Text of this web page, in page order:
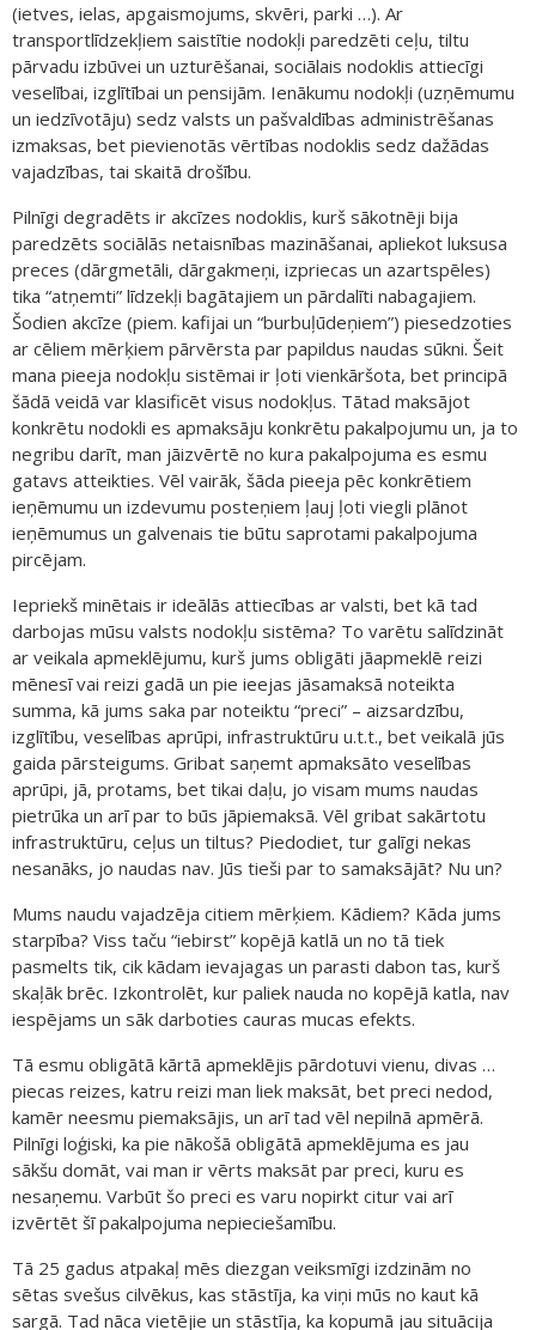
(ietves, ielas, apgaismojums, skvēri, parki …). Ar
transportlīdzekļiem saistītie nodokļi paredzēti ceļu, tiltu
pārvadu izbūvei un uzturēšanai, sociālais nodoklis attiecīgi
veselībai, izglītībai un pensijām. Ienākumu nodokļi (uzņēmumu
un iedzīvotāju) sedz valsts un pašvaldības administrēšanas
izmaksas, bet pievienotās vērtības nodoklis sedz dažādas
vajadzības, tai skaitā drošību.
Pilnīgi degradēts ir akcīzes nodoklis, kurš sākotnēji bija
paredzēts sociālās netaisnības mazināšanai, apliekot luksusa
preces (dārgmetāli, dārgakmeņi, izpriecas un azartspēles)
tika “atņemti” līdzekļi bagātajiem un pārdalīti nabagajiem.
Šodien akcīze (piem. kafijai un “burbuļūdeņiem”) piesedzoties
ar cēliem mērķiem pārvērsta par papildus naudas sūkni. Šeit
mana pieeja nodokļu sistēmai ir ļoti vienkāršota, bet principā
šādā veidā var klasificēt visus nodokļus. Tātad maksājot
konkrētu nodokli es apmaksāju konkrētu pakalpojumu un, ja to
negribu darīt, man jāizvērtē no kura pakalpojuma es esmu
gatavs atteikties. Vēl vairāk, šāda pieeja pēc konkrētiem
ieņēmumu un izdevumu posteņiem ļauj ļoti viegli plānot
ieņēmumus un galvenais tie būtu saprotami pakalpojuma
pircējam.
Iepriekš minētais ir ideālās attiecības ar valsti, bet kā tad
darbojas mūsu valsts nodokļu sistēma? To varētu salīdzināt
ar veikala apmeklējumu, kurš jums obligāti jāapmeklē reizi
mēnesī vai reizi gadā un pie ieejas jāsamaksā noteikta
summa, kā jums saka par noteiktu “preci” – aizsardzību,
izglītību, veselības aprūpi, infrastruktūru u.t.t., bet veikalā jūs
gaida pārsteigums. Gribat saņemt apmaksāto veselības
aprūpi, jā, protams, bet tikai daļu, jo visam mums naudas
pietrūka un arī par to būs jāpiemaksā. Vēl gribat sakārtotu
infrastruktūru, ceļus un tiltus? Piedodiet, tur galīgi nekas
nesanāks, jo naudas nav. Jūs tieši par to samaksājāt? Nu un?
Mums naudu vajadzēja citiem mērķiem. Kādiem? Kāda jums
starpība? Viss taču “iebirst” kopējā katlā un no tā tiek
pasmelts tik, cik kādam ievajagas un parasti dabon tas, kurš
skaļāk brēc. Izkontrolēt, kur paliek nauda no kopējā katla, nav
iespējams un sāk darboties cauras mucas efekts.
Tā esmu obligātā kārtā apmeklējis pārdotuvi vienu, divas …
piecas reizes, katru reizi man liek maksāt, bet preci nedod,
kamēr neesmu piemaksājis, un arī tad vēl nepilnā apmērā.
Pilnīgi loģiski, ka pie nākošā obligātā apmeklējuma es jau
sākšu domāt, vai man ir vērts maksāt par preci, kuru es
nesaņemu. Varbūt šo preci es varu nopirkt citur vai arī
izvērtēt šī pakalpojuma nepieciešamību.
Tā 25 gadus atpakaļ mēs diezgan veiksmīgi izdzinām no
sētas svešus cilvēkus, kas stāstīja, ka viņi mūs no kaut kā
sargā. Tad nāca vietējie un stāstīja, ka kopumā jau situācija